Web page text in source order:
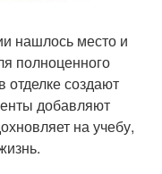
нашлось место и
полноценного
создают
добавляют
на учебу,